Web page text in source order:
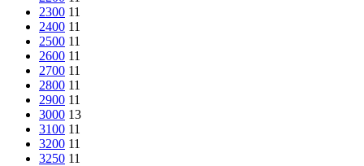
2300 11
2400 11
2500 11
2600 11
2700 11
2800 11
2900 11
3000 13
3100 11
3200 11
3250 11